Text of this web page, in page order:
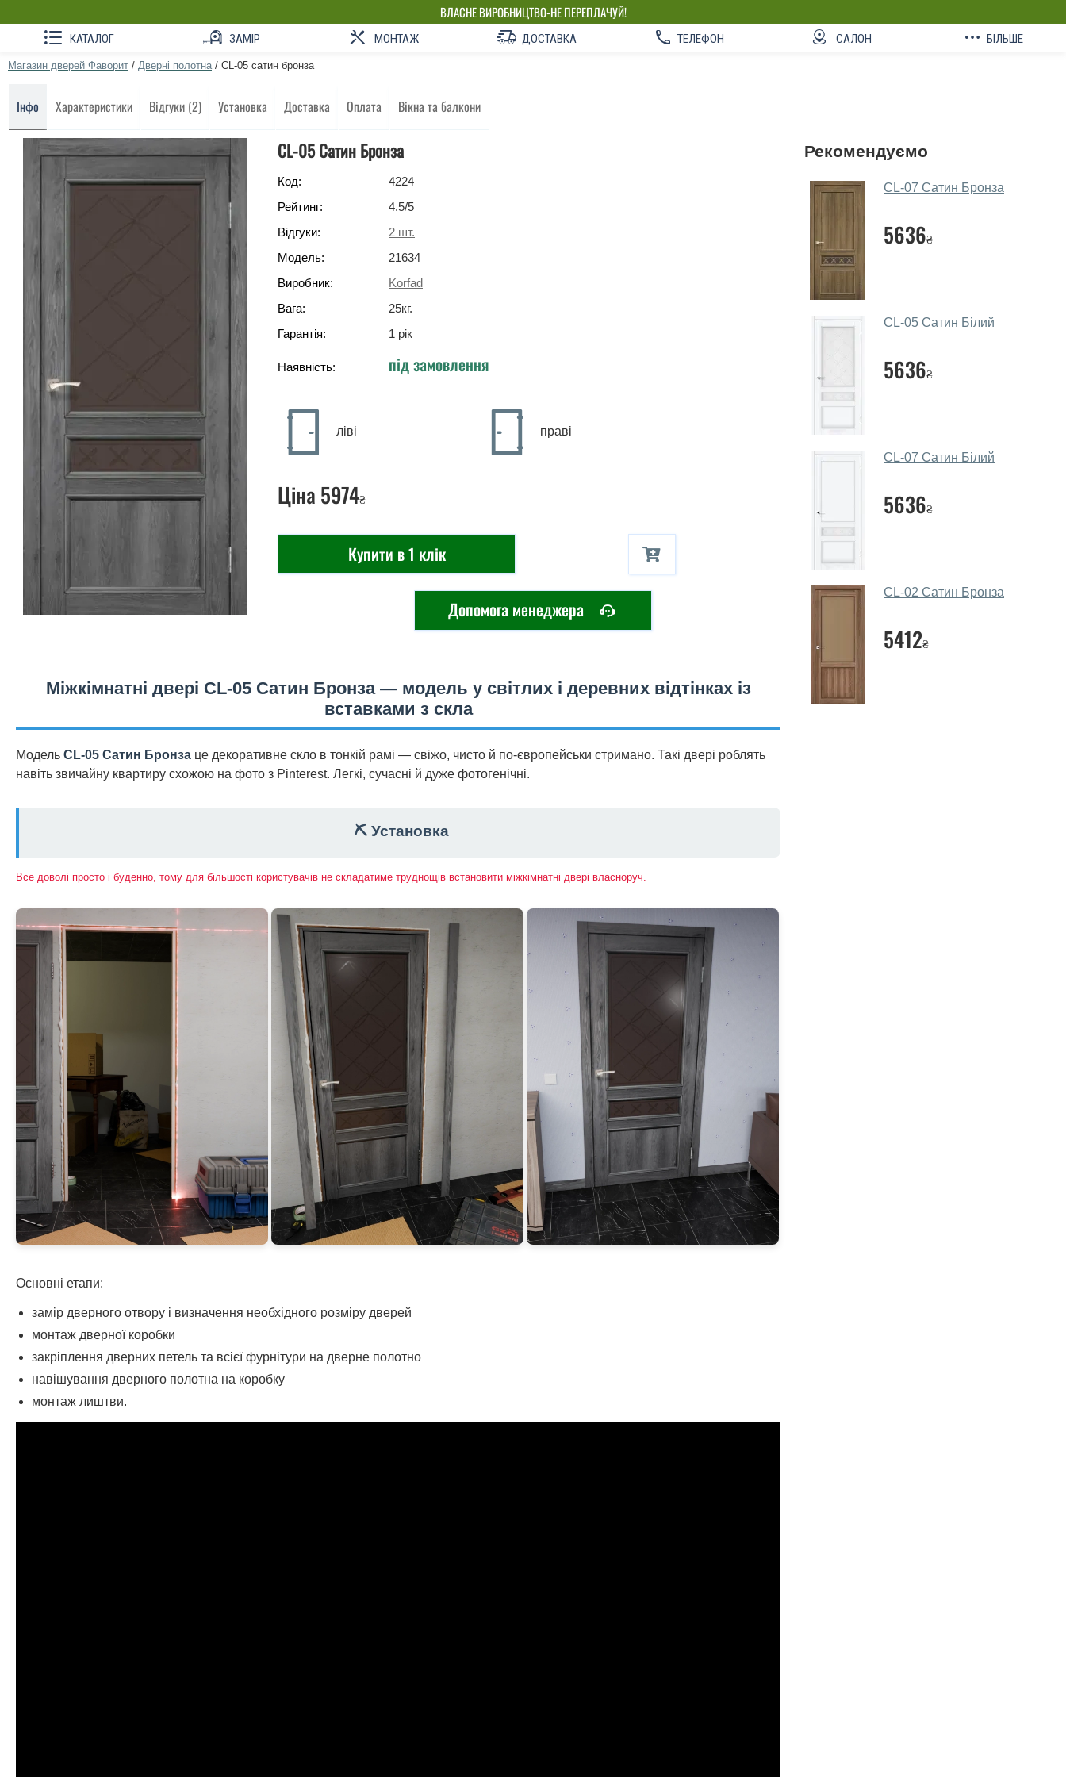
ВЛАСНЕ ВИРОБНИЦТВО-НЕ ПЕРЕПЛАЧУЙ!
КАТАЛОГ ЗАМІР МОНТАЖ ДОСТАВКА ТЕЛЕФОН САЛОН БІЛЬШЕ
Магазин дверей Фаворит / Дверні полотна / CL-05 сатин бронза
Інфо Характеристики Відгуки (2) Установка Доставка Оплата Вікна та балкони
CL-05 Сатин Бронза
Код:
4224
Рейтинг:
4.5/5
Відгуки:
2 шт.
Модель:
21634
Виробник:
Korfad
Вага:
25кг.
Гарантія:
1 рік
Наявність: під замовлення
ліві праві
Ціна 5974₴
Купити в 1 клік
Допомога менеджера
Міжкімнатні двері CL-05 Сатин Бронза — модель у світлих і деревних відтінках із
вставками з скла
Модель CL-05 Сатин Бронза це декоративне скло в тонкій рамі — свіжо, чисто й по-європейськи стримано. Такі двері роблять
навіть звичайну квартиру схожою на фото з Pinterest. Легкі, сучасні й дуже фотогенічні.
⛏️ Установка
Все доволі просто і буденно, тому для більшості користувачів не складатиме труднощів встановити міжкімнатні двері власноруч.
Основні етапи:
замір дверного отвору і визначення необхідного розміру дверей
монтаж дверної коробки
закріплення дверних петель та всієї фурнітури на дверне полотно
навішування дверного полотна на коробку
монтаж лиштви.
Рекомендуємо
CL-07 Сатин Бронза
5636₴
CL-05 Сатин Білий
5636₴
CL-07 Сатин Білий
5636₴
CL-02 Сатин Бронза
5412₴